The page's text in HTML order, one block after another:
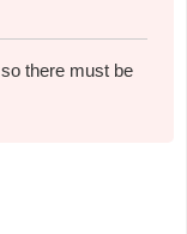
so there must be